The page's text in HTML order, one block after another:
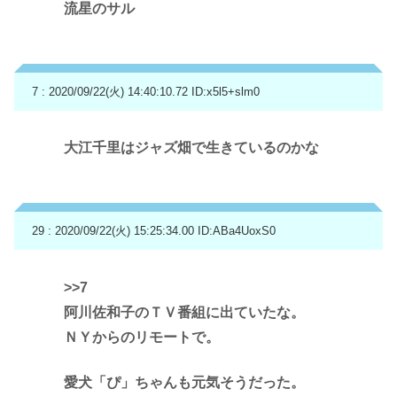
流星のサル
7 : 2020/09/22(火) 14:40:10.72 ID:x5l5+slm0
大江千里はジャズ畑で生きているのかな
29 : 2020/09/22(火) 15:25:34.00 ID:ABa4UoxS0
>>7
阿川佐和子のＴＶ番組に出ていたな。
ＮＹからのリモートで。
愛犬「ぴ」ちゃんも元気そうだった。